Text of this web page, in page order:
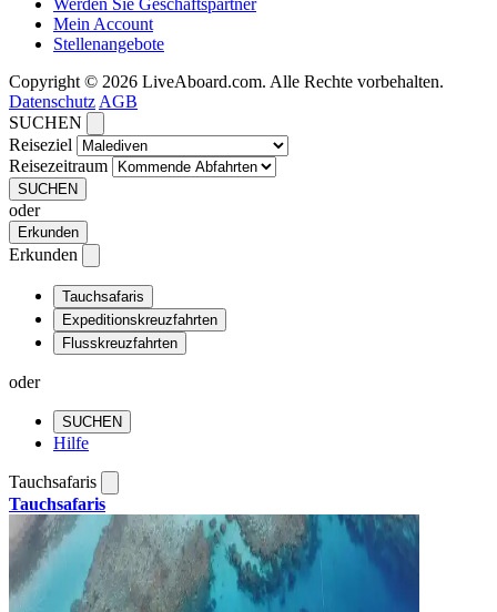
Werden Sie Geschäftspartner
Mein Account
Stellenangebote
Copyright © 2026 LiveAboard.com. Alle Rechte vorbehalten.
Datenschutz AGB
SUCHEN
Reiseziel
Reisezeitraum
SUCHEN
oder
Erkunden
Erkunden
Tauchsafaris
Expeditionskreuzfahrten
Flusskreuzfahrten
oder
SUCHEN
Hilfe
Tauchsafaris
Tauchsafaris